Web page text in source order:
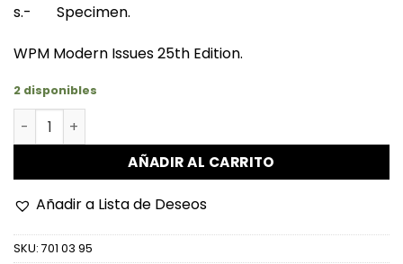
s.- Specimen.
WPM Modern Issues 25th Edition.
2 disponibles
Hungría - P179a - 500 Forint cantidad
AÑADIR AL CARRITO
Añadir a Lista de Deseos
SKU: 701 03 95